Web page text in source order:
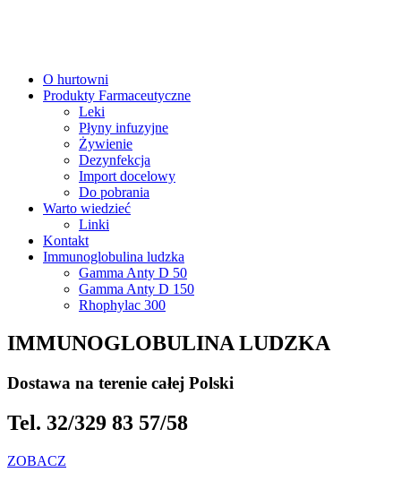
O hurtowni
Produkty Farmaceutyczne
Leki
Płyny infuzyjne
Żywienie
Dezynfekcja
Import docelowy
Do pobrania
Warto wiedzieć
Linki
Kontakt
Immunoglobulina ludzka
Gamma Anty D 50
Gamma Anty D 150
Rhophylac 300
IMMUNOGLOBULINA LUDZKA
Dostawa na terenie całej Polski
Tel. 32/329 83 57/58
ZOBACZ